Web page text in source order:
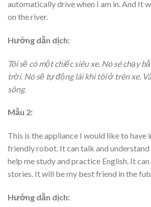
automatically drive when I am in. And It
on the river.
Hướng dẫn dịch:
Tôi sẽ có một chiếc siêu xe. Nó sé chạy
trời. Nó sẽ tự động lái khi tôi ở trên xe.
sông.
Mẫu 2:
This is the appliance I would like to have
friendly robot. It can talk and understand
help me study and practice English. It
stories. It will be my best friend in the
Hướng dẫn dịch: